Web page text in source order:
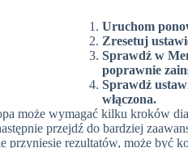
Uruchom
Zresetuj
Sprawdź w
poprawnie
Sprawdź
włączona.
może wymagać kilku kroków
przejdź do bardziej
przyniesie rezultatów, może być